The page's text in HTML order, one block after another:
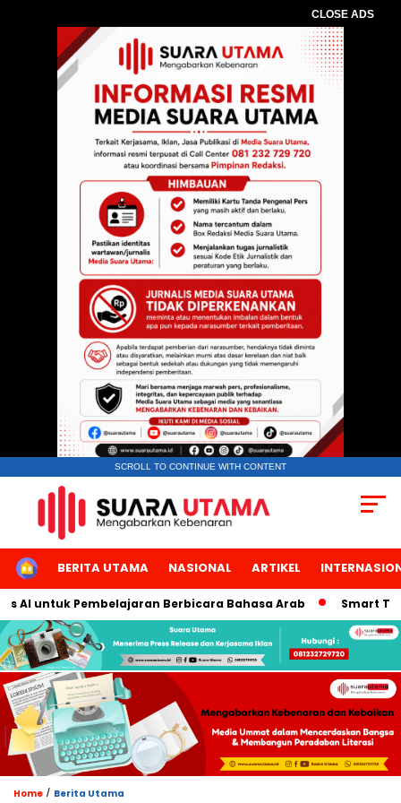
CLOSE ADS
SCROLL TO CONTINUE WITH CONTENT
HOMEBERITA UTAMA NASIONAL ARTIKEL
Pembelajaran Berbicara Bahasa Arab Smart TBN
Home / Berita Utama